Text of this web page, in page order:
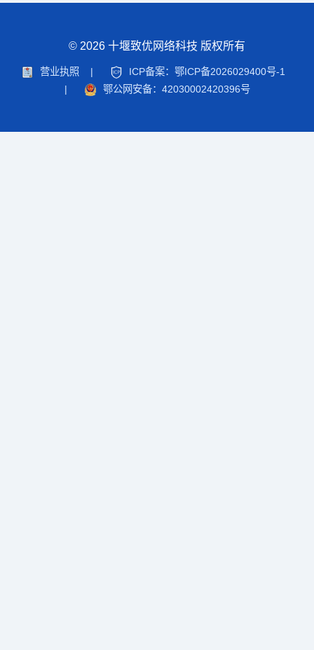
© 2026 十堰致优网络科技 版权所有
营业执照 |
ICP备案：鄂ICP备2026029400号-1
|
鄂公网安备：42030002420396号